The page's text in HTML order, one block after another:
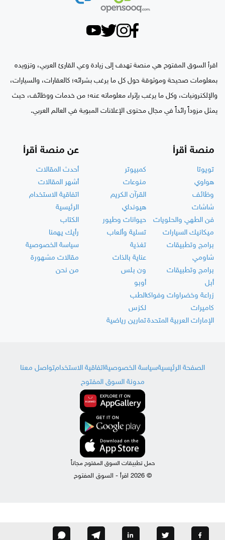
اقرأ السوق المفتوح هي منصة تهدف إلى زيادة وعي القارئ العربي، وتزويده
بمعلومات صحيحة وموثوقة حول كل ما يرغب بشرائه؛ كالعقارات، والسيارات،
والإلكترونيات، وكل ما يرغب بإثراء معلوماته عنه؛ من خدمات ووظائف، حيث
يمثل مزوداً رائداً في مجال محتوى الإعلانات المبوبة في العالم العربي.
منصة أقرأ
تويوتا
كمبيوتر
هواوي
منوعات
وظائف
القرآن الكريم
شاشات
هيونداي
فن الطهي والحلويات
حيوانات وطيور
ميكانيك السيارات
تسلية وألعاب
برامج وتطبيقات
تغذية
شاومي
عناية بالذات
برامج وتطبيقات
ون بلس
أبل
أوبو
زراعة وخضراوات وفواكهالطب
كاميرات
لكزس
الإمارات العربية المتحدةتمارين رياضية
عن منصة أقرأ
أحدث المقالات
أشهر المقالات
اتفاقية الاستخدام
الرئيسية
الكتاب
رأيك يهمنا
سياسة الخصوصية
مقالات مشهورة
من نحن
الصفحة الرئيسيةسياسة الخصوصيةاتفاقية الاستخدامتواصل معنا
مدونة السوق المفتوح
حمل تطبيقات السوق المفتوح مجاناً
© 2026 اقرأ - السوق المفتوح